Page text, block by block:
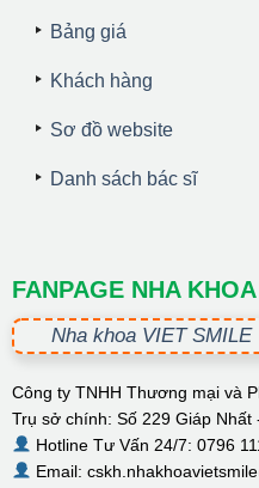
Bảng giá
Khách hàng
Sơ đồ website
Danh sách bác sĩ
FANPAGE NHA
Nha khoa VIET SMILE
Công ty TNHH Thương mại và
Trụ sở chính: Số 229 Giáp Nhất
Hotline Tư Vấn 24/7: 0796
Email: